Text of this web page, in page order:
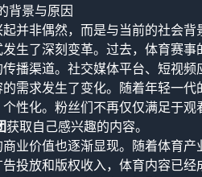
背景与原因
并非偶然，而是与当前的社会
生了深刻变革。过去，体育赛
播渠道。社交媒体平台、短视
需求发生了变化。随着年轻一
性化。粉丝们不再仅仅满足于
获取自己感兴趣的内容。
业价值也逐渐显现。随着体育
投放和版权收入，体育内容已